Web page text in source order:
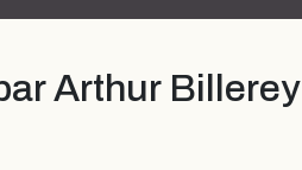
Arthur Billerey